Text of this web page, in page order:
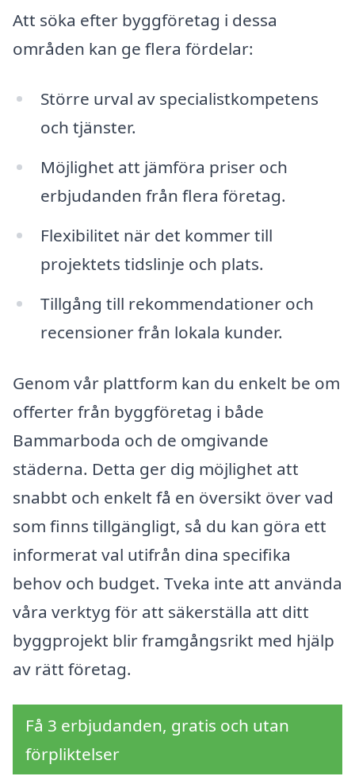
Att söka efter byggföretag i dessa
områden kan ge flera fördelar:
Större urval av specialistkompetens
och tjänster.
Möjlighet att jämföra priser och
erbjudanden från flera företag.
Flexibilitet när det kommer till
projektets tidslinje och plats.
Tillgång till rekommendationer och
recensioner från lokala kunder.
Genom vår plattform kan du enkelt be om
offerter från byggföretag i både
Bammarboda och de omgivande
städerna. Detta ger dig möjlighet att
snabbt och enkelt få en översikt över vad
som finns tillgängligt, så du kan göra ett
informerat val utifrån dina specifika
behov och budget. Tveka inte att använda
våra verktyg för att säkerställa att ditt
byggprojekt blir framgångsrikt med hjälp
av rätt företag.
Få 3 erbjudanden, gratis och utan
förpliktelser